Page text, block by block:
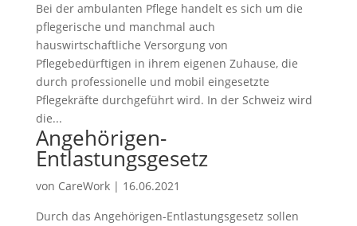
Bei der ambulanten Pflege handelt es sich um die
pflegerische und manchmal auch
hauswirtschaftliche Versorgung von
Pflegebedürftigen in ihrem eigenen Zuhause, die
durch professionelle und mobil eingesetzte
Pflegekräfte durchgeführt wird. In der Schweiz wird
die...
Angehörigen-
Entlastungsgesetz
von CareWork| 16.06.2021
Durch das Angehörigen-Entlastungsgesetz sollen